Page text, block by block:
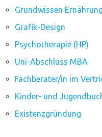
Grundwissen
Grafik-Design
Psychotherapie (HP)
Uni-Abschluss MBA
Fachberater/in im
Kinder- und
Existenzgründung